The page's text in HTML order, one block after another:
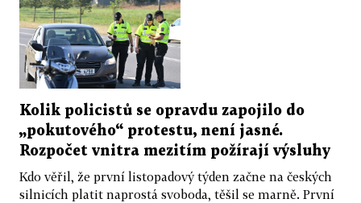
Kolik policistů se opravdu zapojilo do
„pokutového“ protestu, není jasné.
Rozpočet vnitra mezitím požírají výsluhy
Kdo věřil, že první listopadový týden začne na českých
silnicích platit naprostá svoboda, těšil se marně. První